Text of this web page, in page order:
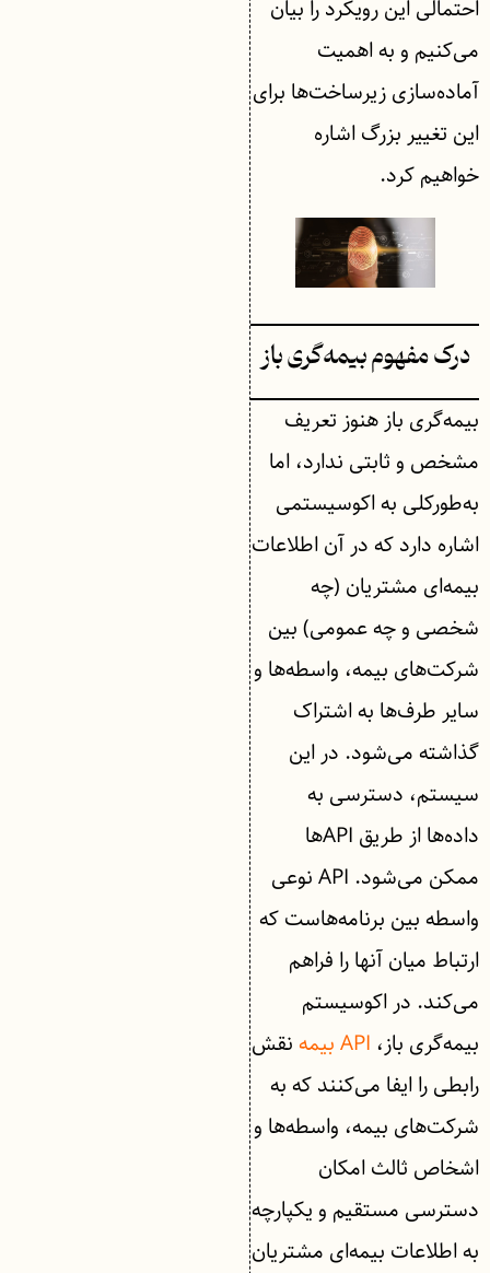
احتمالی این رویکرد را بیان
می‌کنیم و به اهمیت
آماده‌سازی زیرساخت‌ها برای
این تغییر بزرگ اشاره
خواهیم کرد.
درک مفهوم بیمه‌گری باز
بیمه‌گری باز هنوز تعریف
مشخص و ثابتی ندارد، اما
به‌طورکلی به اکوسیستمی
اشاره دارد که در آن اطلاعات
بیمه‌ای مشتریان (چه
شخصی و چه عمومی) بین
شرکت‌های بیمه، واسطه‌ها و
سایر طرف‌ها به اشتراک
گذاشته می‌شود. در این
سیستم، دسترسی به
داده‌ها از طریق APIها
ممکن می‌شود. API نوعی
واسطه بین برنامه‌هاست که
ارتباط میان آنها را فراهم
می‌کند. در اکوسیستم
بیمه‌گری باز، API بیمه
نقش
رابطی را ایفا می‌کنند که به
شرکت‌های بیمه، واسطه‌ها و
اشخاص ثالث امکان
دسترسی مستقیم و یکپارچه
به اطلاعات بیمه‌ای مشتریان